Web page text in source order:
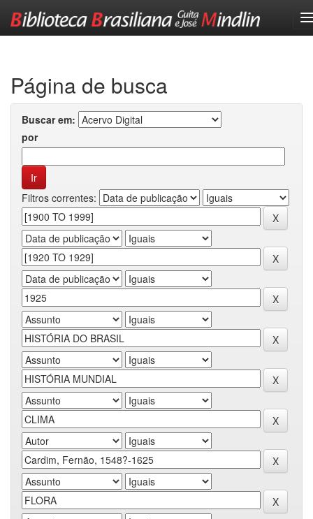
Página de busca
Buscar em:
por
Filtros correntes: